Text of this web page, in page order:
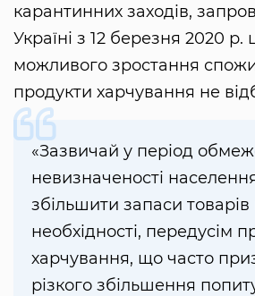
карантинних заходів,
Україні з 12 березня 2020 р.
можливого зростання
продукти харчування не
«Зазвичай у період
невизначеності
збільшити запаси
необхідності, передусім
харчування, що часто
різкого збільшення